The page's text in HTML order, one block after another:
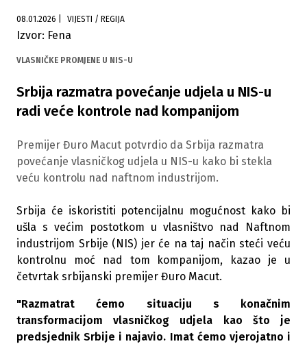
08.01.2026 VIJESTI / REGIJA
Izvor: Fena
VLASNIČKE PROMJENE U NIS-U
Srbija razmatra povećanje udjela u NIS-u
radi veće kontrole nad kompanijom
Premijer Đuro Macut potvrdio da Srbija razmatra
povećanje vlasničkog udjela u NIS-u kako bi stekla
veću kontrolu nad naftnom industrijom.
Srbija će iskoristiti potencijalnu mogućnost kako bi
ušla s većim postotkom u vlasništvo nad Naftnom
industrijom Srbije (NIS) jer će na taj način steći veću
kontrolnu moć nad tom kompanijom, kazao je u
četvrtak srbijanski premijer Đuro Macut.
"Razmatrat ćemo situaciju s konačnim
transformacijom vlasničkog udjela kao što je
predsjednik Srbije i najavio. Imat ćemo vjerojatno i